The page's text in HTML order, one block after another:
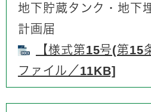
地下貯蔵タンク・地下
計画届
【様式第15号(第
ファイル／11KB]